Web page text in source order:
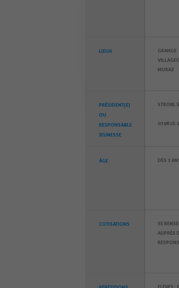
LIEUX
GRANGE
MURAZ
PRÉSIDENT(E)
OU
RESPONSABLE
JEUNESSE
STROBL
079 825
ÂGE DÈS 7
COTISATIONS
SE
AUPRÈS
ELÈVES :